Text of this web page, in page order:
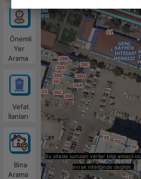
Önemli
Yer
Arama
Vefat
İlanları
Bina
Arama
Bu sitede sunulan veriler bilgi amaçlı
evrak niteliğinde değildir..